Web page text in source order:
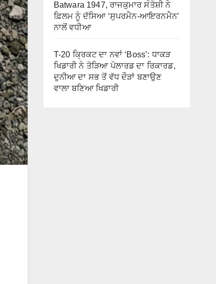
Batwara 1947, ਰਾਜਕੁਮਾਰ ਸੰਤੋਸ਼ੀ ਨੇ
ਫ਼ਿਲਮ ਨੂੰ ਦੱਸਿਆ ‘ਸੁਪਰਮੈਨ-ਆਇਰਨਮੈਨ’
ਨਾਲੋਂ ਵਧੀਆ
T-20 ਕ੍ਰਿਕਟ ਦਾ ਨਵਾਂ ‘Boss’: ਧਾਕੜ
ਖਿਡਾਰੀ ਨੇ ਤੋੜਿਆ ਪੋਲਾਰਡ ਦਾ ਰਿਕਾਰਡ,
ਦੁਨੀਆ ਦਾ ਸਭ ਤੋਂ ਵੱਧ ਦੌੜਾਂ ਬਣਾਉਣ
ਵਾਲਾ ਬਣਿਆ ਖਿਡਾਰੀ